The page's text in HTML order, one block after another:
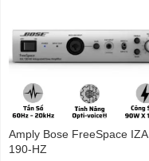
Amply Bose FreeSpace IZA
190-HZ